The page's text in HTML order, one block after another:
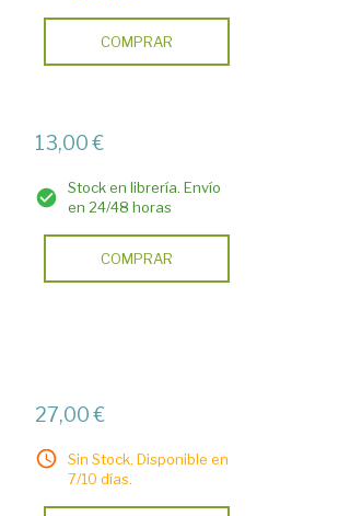
COMPRAR
13,00 €
Stock en librería. Envío
en 24/48 horas
COMPRAR
27,00 €
Sin Stock. Disponible en
7/10 días.